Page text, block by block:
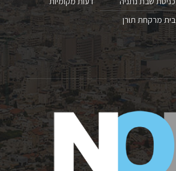
בית מרקחת תורן